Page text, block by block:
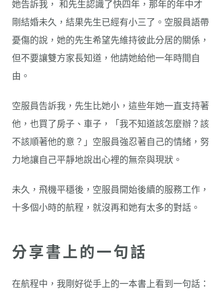
她告訴我， 和先生認識了快四年，那年的年中才
剛結婚未久，結果先生已經有小三了。空服員語帶
憂傷的說，她的先生希望先維持彼此分居的關係，
但不要讓雙方家長知道，他請她給他一年時間自
由。
空服員告訴我，先生比她小，這些年她一直支持著
他，也買了房子、車子，「我不知道該怎麼辦？該
不該順著他的意？」空服員強忍著自己的情緒，努
力地讓自己平靜地說出心裡的無奈與現狀。
未久，飛機平穩後，空服員開始後續的服務工作，
十多個小時的航程，就沒再和她有太多的對話。
分享書上的一句話
在航程中，我剛好從手上的一本書上看到一句話：